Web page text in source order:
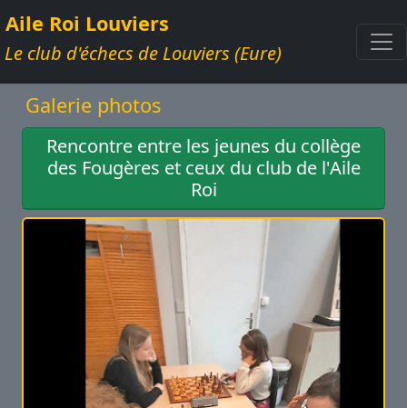
Aile Roi Louviers
Le club d'échecs de Louviers (Eure)
Galerie photos
Rencontre entre les jeunes du collège
des Fougères et ceux du club de l'Aile
Roi